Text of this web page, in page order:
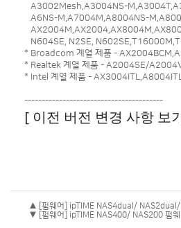
A3002Mesh,A3004NS-
A6NS-M,A7004M,A8004NS-
N604SE, N2SE,
* Broadcom 계열 제품 -
* Realtek 계열 제품 - A2004SE/
* Intel 계열 제품 -
----------------------------------------
[ 이전 버전 변경 사항 보
▲ [펌웨어] ipTIME NAS4dual/
▼ [펌웨어] ipTIME NAS400/ NAS200 펌